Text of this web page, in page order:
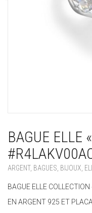
BAGUE ELLE
ARGENT, BAGUES BIJOUX
BAGUE ELLE
EN ARGENT 925 ET